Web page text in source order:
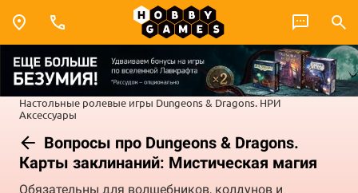
Настольные ролевые игры Dungeons & Dragons. НРИ
Аксессуары
Вопросы про Dungeons & Dragons.
Карты заклинаний: Мистическая магия
Обязательны для волшебников, колдунов и